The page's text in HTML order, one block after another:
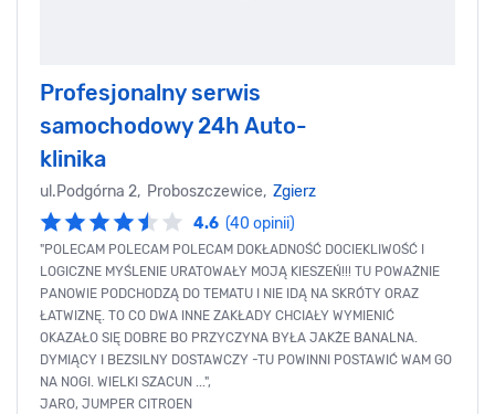
Profesjonalny serwis
samochodowy 24h Auto-
klinika
ul.Podgórna 2, Proboszczewice, Zgierz
4.6 (40 opinii)
"POLECAM POLECAM POLECAM DOKŁADNOŚĆ DOCIEKLIWOŚĆ I
LOGICZNE MYŚLENIE URATOWAŁY MOJĄ KIESZEŃ!!! TU POWAŻNIE
PANOWIE PODCHODZĄ DO TEMATU I NIE IDĄ NA SKRÓTY ORAZ
ŁATWIZNĘ. TO CO DWA INNE ZAKŁADY CHCIAŁY WYMIENIĆ
OKAZAŁO SIĘ DOBRE BO PRZYCZYNA BYŁA JAKŻE BANALNA.
DYMIĄCY I BEZSILNY DOSTAWCZY -TU POWINNI POSTAWIĆ WAM GO
NA NOGI. WIELKI SZACUN ...",
JARO, JUMPER CITROEN